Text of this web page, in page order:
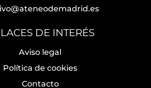
DE INTERÉS
Aviso legal
Política de cookies
Contacto